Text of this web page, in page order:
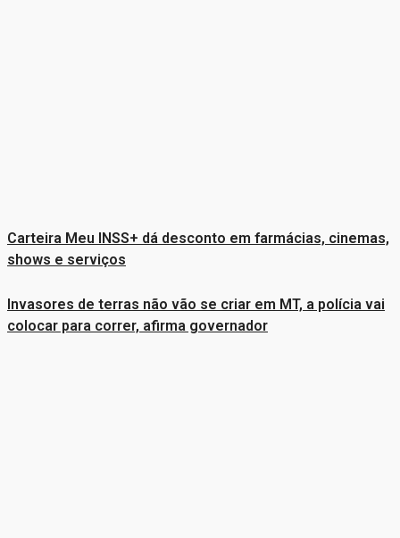
Carteira Meu INSS+ dá desconto em farmácias, cinemas,
shows e serviços
Invasores de terras não vão se criar em MT, a polícia vai
colocar para correr, afirma governador